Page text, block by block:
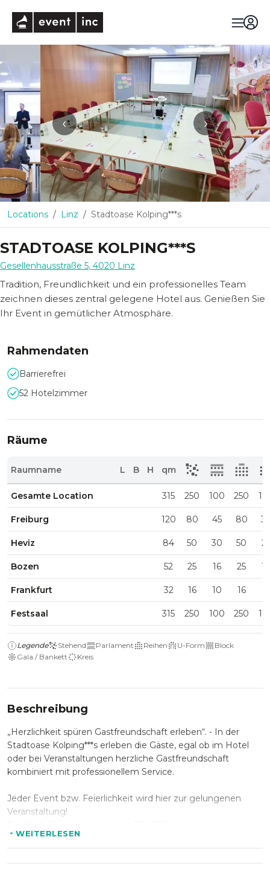
‹ ›
Locations Linz Stadtoase Kolping***s
STADTOASE KOLPING***S
Gesellenhausstraße 5, 4020 Linz
Tradition, Freundlichkeit und ein professionelles Team
zeichnen dieses zentral gelegene Hotel aus. Genießen Sie
Ihr Event in gemütlicher Atmosphäre.
Rahmendaten
Barrierefrei
52 Hotelzimmer
Räume
Raumname L B H qm
Gesamte Location 315 250 100 250
Freiburg 120 80 45 80
Heviz 84 50 30 50
Bozen 52 25 16 25
Frankfurt 32 16 10 16
Festsaal 315 250 100 250
Legende Stehend Parlament Reihen U-Form
Block
Gala / Bankett
Kreis
Beschreibung
„Herzlichkeit spüren Gastfreundschaft erleben“. - In der
Stadtoase Kolping***s erleben die Gäste, egal ob im Hotel
oder bei Veranstaltungen herzliche Gastfreundschaft
kombiniert mit professionellem Service.
Jeder Event bzw. Feierlichkeit wird hier zur gelungenen
Veranstaltung!
Verfügung. Modernste Seminartechnik, eine
ausgezeichnete Küche und Räumlichkeiten zum
Wohlfühlen tragen zum Erfolg der Veranstaltung bei.
WEITERLESEN